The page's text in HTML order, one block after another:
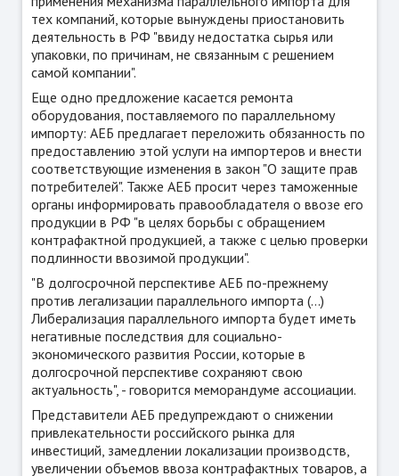
тех компаний, которые вынуждены приостановить
деятельность в РФ "ввиду недостатка сырья или
упаковки, по причинам, не связанным с решением
самой компании".
Еще одно предложение касается ремонта
оборудования, поставляемого по параллельному
импорту: АЕБ предлагает переложить обязанность по
предоставлению этой услуги на импортеров и внести
соответствующие изменения в закон "О защите прав
потребителей". Также АЕБ просит через таможенные
органы информировать правообладателя о ввозе его
продукции в РФ "в целях борьбы с обращением
контрафактной продукцией, а также с целью проверки
подлинности ввозимой продукции".
"В долгосрочной перспективе АЕБ по-прежнему
против легализации параллельного импорта (...)
Либерализация параллельного импорта будет иметь
негативные последствия для социально-
экономического развития России, которые в
долгосрочной перспективе сохраняют свою
актуальность", - говорится меморандуме ассоциации.
Представители АЕБ предупреждают о снижении
привлекательности российского рынка для
инвестиций, замедлении локализации производств,
увеличении объемов ввоза контрафактных товаров, а